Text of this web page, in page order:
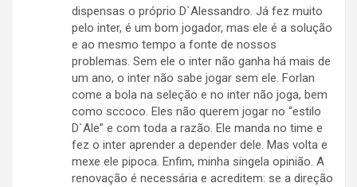
dispensas o próprio D`Alessandro. Já fez muito
pelo inter, é um bom jogador, mas ele é a solução
e ao mesmo tempo a fonte de nossos
problemas. Sem ele o inter não ganha há mais de
um ano, o inter não sabe jogar sem ele. Forlan
come a bola na seleção e no inter não joga, bem
como sccoco. Eles não querem jogar no “estilo
D`Ale” e com toda a razão. Ele manda no time e
fez o inter aprender a depender dele. Mas volta e
mexe ele pipoca. Enfim, minha singela opinião. A
renovação é necessária e acreditem: se a direção